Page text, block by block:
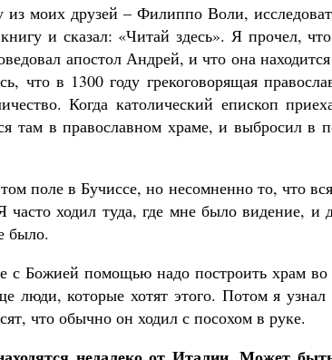
из моих друзей – Филиппо Воли,
и сказал: «Читай здесь». Я прочел,
апостол Андрей, и что она
что в 1300 году грекоговорящая
Когда католический епископ
там в православном храме, и выбросил в
поле в Бучиссе, но несомненно то, что
часто ходил туда, где мне было видение, и
было.
с Божией помощью надо построить храм
люди, которые хотят этого. Потом я
что обычно он ходил с посохом в руке.